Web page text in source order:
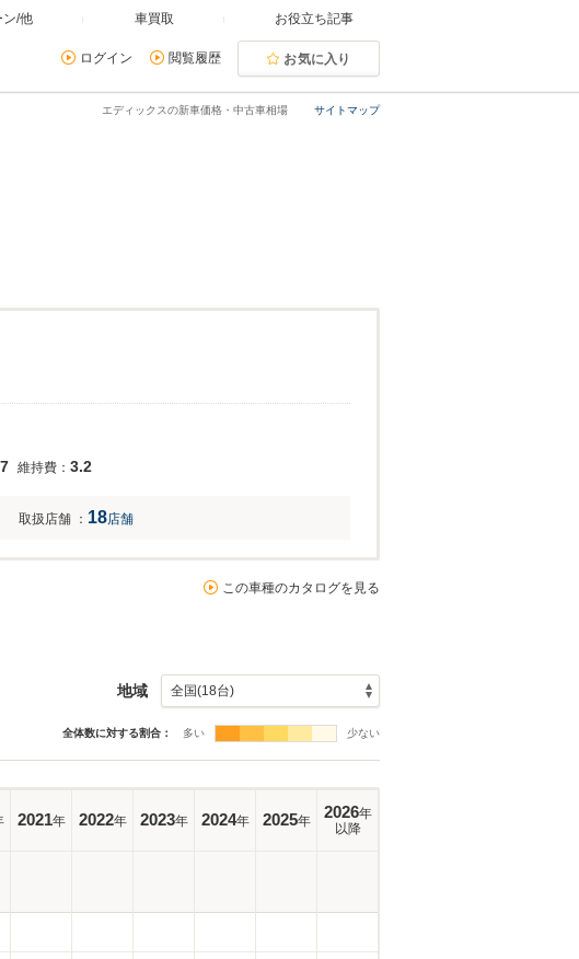
ン/他 車買取 お役立ち記事
ログイン 閲覧履歴 お気に入り
サイトマップ
エディックスの新車価格・中古車相場
維持費： 3.2
取扱店舗 ： 18店舗
この車種のカタログを見る
地域
全体数に対する割合： 多い 少ない
2021年 2022年 2023年 2024年 2025年 2026年
以降